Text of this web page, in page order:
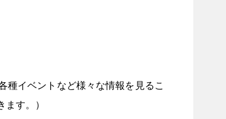
種イベントなど様々な情報を見るこ
す。）